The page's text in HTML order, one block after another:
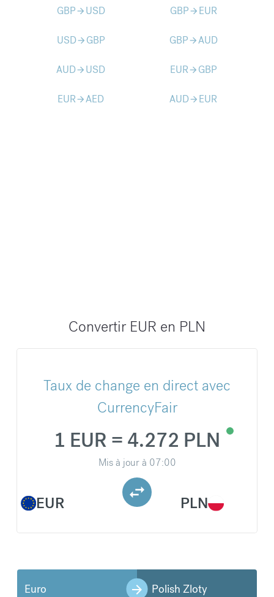
GBParrow_forward USD GBParrow_forward EUR
USDarrow_forward GBP GBParrow_forwardAUD
AUDarrow_forward USD EURarrow_forward GBP
EURarrow_forwardAED AUDarrow_forward EUR
Convertir EUR en PLN
Taux de change en direct avec
CurrencyFair
EUR
1 EUR = 4.272 PLN
Mis à jour à 07:00
PLN
Euro Polish Zloty